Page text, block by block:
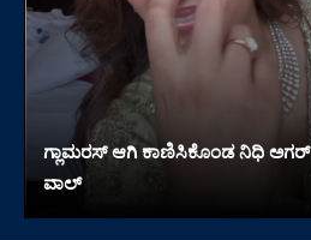
ಗ್ಲಾಮರಸ್ ಆಗಿ ಕಾಣಿಸಿಕೊಂಡ ನಿಧಿ ಅಗರ್​​
ವಾಲ್